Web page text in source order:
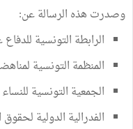
وصدرت هذه الرسالة عن:
الرابطة التونسية
المنظمة التونسية
الجمعية التونسية
الفدرالية الدولية لحقوق